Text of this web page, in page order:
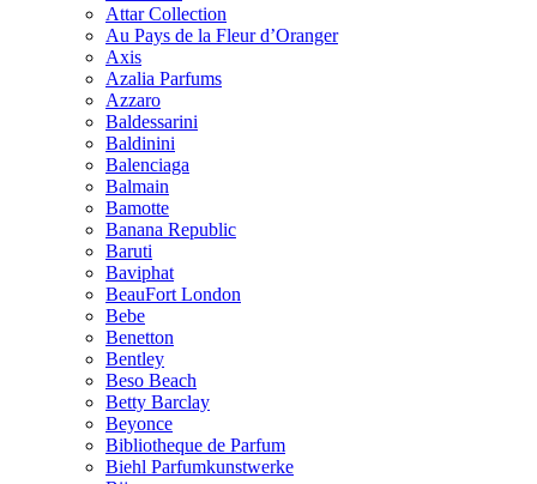
Attar Collection
Au Pays de la Fleur d’Oranger
Axis
Azalia Parfums
Azzaro
Baldessarini
Baldinini
Balenciaga
Balmain
Bamotte
Banana Republic
Baruti
Baviphat
BeauFort London
Bebe
Benetton
Bentley
Beso Beach
Betty Barclay
Beyonce
Bibliotheque de Parfum
Biehl Parfumkunstwerke